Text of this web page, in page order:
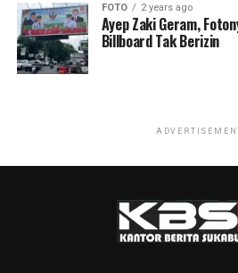
FOTO 2 years ago
Ayep Zaki Geram,
Billboard Tak Berizin